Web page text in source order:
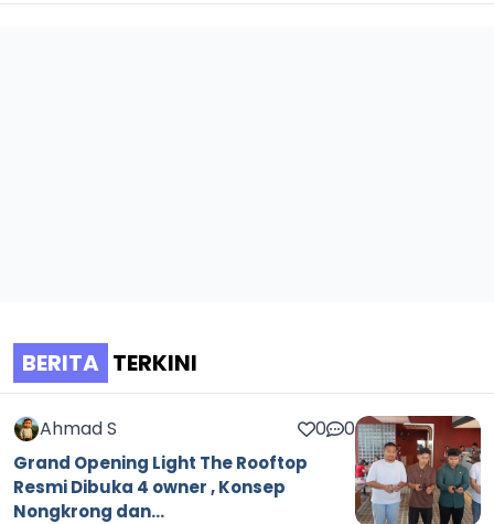
BERITA TERKINI
Ahmad S 0 0
Grand Opening Light The Rooftop
Resmi Dibuka 4 owner , Konsep
Nongkrong dan...